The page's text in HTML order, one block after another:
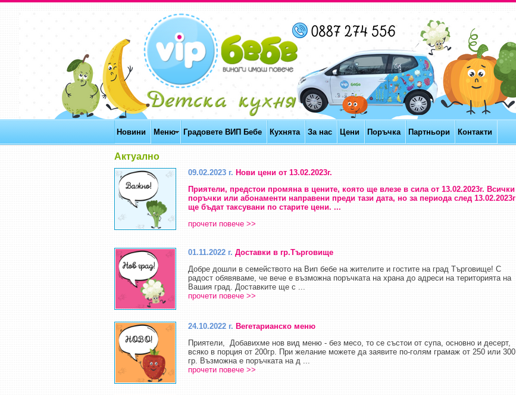
Новини Меню Градовете ВИП Бебе Кухнята За нас Цени Поръчка Партньори Контакти
Актуално
09.02.2023 г. Нови цени от 13.02.2023г.
Приятели, предстои промяна в цените, която ще влезе в сила от 13.02.2023г. Всички
поръчки или абонаменти направени преди тази дата, но за периода след 13.02.2023г
ще бъдат таксувани по старите цени. ...
прочети повече >>
01.11.2022 г. Доставки в гр.Търговище
Добре дошли в семейството на Вип бебе на жителите и гостите на град Търговище! С
радост обявяваме, че вече е възможна поръчката на храна до адреси на територията на
Вашия град. Доставките ще с ...
прочети повече >>
24.10.2022 г. Вегетарианско меню
Приятели, Добавихме нов вид меню - без месо, то се състои от супа, основно и десерт,
всяко в порция от 200гр. При желание можете да заявите по-голям грамаж от 250 или 300
гр. Възможна е поръчката на д ...
прочети повече >>